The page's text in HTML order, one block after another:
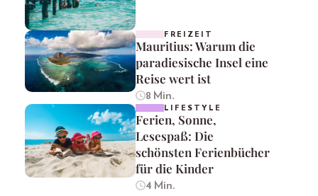
FREIZEIT
Mauritius: Warum die
paradiesische Insel eine
Reise wert ist
8 Min.
LIFESTYLE
Ferien, Sonne,
Lesespaß: Die
schönsten Ferienbücher
für die Kinder
4 Min.